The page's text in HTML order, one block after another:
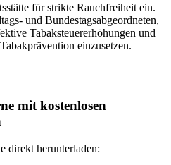
für strikte Rauchfreiheit ein.
und Bundestagsabgeordneten,
Tabaksteuererhöhungen und
einzusetzen.
mit kostenlosen
direkt herunterladen: